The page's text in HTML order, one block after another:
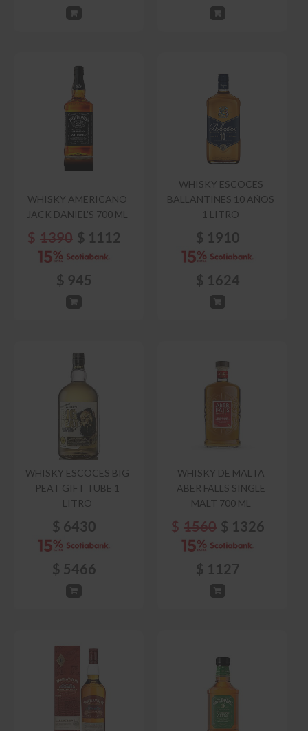
WHISKY AMERICANO
JACK DANIEL'S 700 ML
$ 1390 $ 1112
$ 945
WHISKY ESCOCES
BALLANTINES 10 AÑOS
1 LITRO
$ 1910
$ 1624
WHISKY ESCOCES BIG
PEAT GIFT TUBE 1
LITRO
$ 6430
$ 5466
WHISKY DE MALTA
ABER FALLS SINGLE
MALT 700 ML
$ 1560 $ 1326
$ 1127